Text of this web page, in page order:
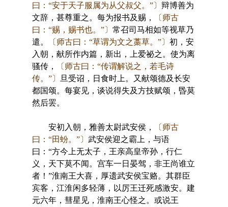
曰：“安于天子服属为从父叔父。”〕 辩博善为
文辞，甚尊重之。每为报书及赐，
〔师古
曰：“赐，赐书也。”〕 常召司马相如等视草乃
遣。
〔师古曰：“草谓为文之藁草。”〕 初，安
入朝，献所作内篇，新出，上爱祕之。使为离
骚传，
〔师古曰：“传谓解说之，若毛诗
传。”〕
旦受诏，日食时上。又献颂德及长安
都国颂。每宴见，谈说得失及方技赋颂，昬莫
然后罢。
安初入朝，雅善太尉武安侯，
〔师古
曰：“田蚡。”〕 武安侯迎之霸上，与语
曰：“方今上无太子，王亲高皇帝孙，行仁
义，天下莫不闻。宫车一日晏驾，非王尚谁立
者！”淮南王大喜，厚遗武安侯宝赂。其群臣
宾客，江淮闲多轻薄，以厉王迁死感激安。建
元六年，彗星见，淮南王心怪之。或说王